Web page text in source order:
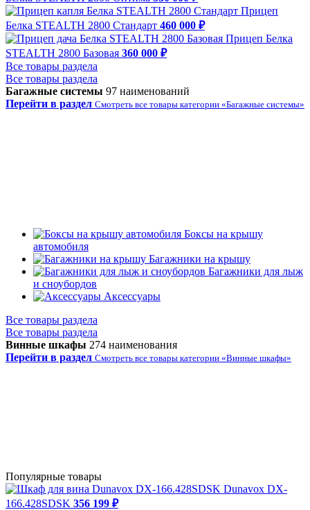
Прицеп
Белка STEALTH 2800 Стандарт 460 000 ₽
Прицеп Белка
STEALTH 2800 Базовая 360 000 ₽
Все товары раздела
Все товары раздела
Багажные системы 97 наименований
Перейти в раздел Смотреть все товары категории «Багажные системы»
Боксы на крышу
автомобиля
Багажники на крышу
Багажники для лыж
и сноубордов
Аксессуары
Все товары раздела
Все товары раздела
Винные шкафы 274 наименования
Перейти в раздел Смотреть все товары категории «Винные шкафы»
Популярные товары
Dunavox DX-
166.428SDSK 356 199 ₽